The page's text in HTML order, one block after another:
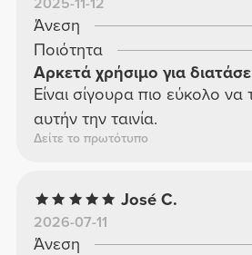
Άνεση
Ποιότητα
Αρκετά χρήσιμο για
Είναι σίγουρα πιο εύκολο να
αυτήν την ταινία.
Δείτε το πρωτότυπο
José C.
2026-07-11
Άνεση